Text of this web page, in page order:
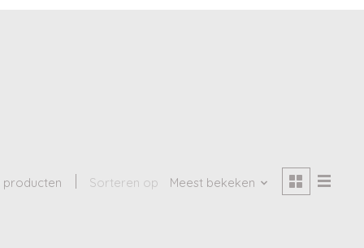
producten Sorteren op Meest bekeken